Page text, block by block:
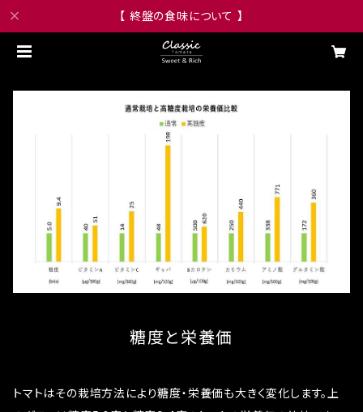
【 終盤の食味について 】
糖度と栄養価
トマトはその栽培方法により糖度・栄養価も大きく変化します。上